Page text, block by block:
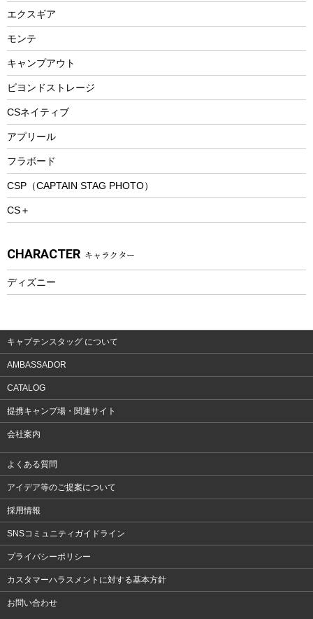
トレー
ランチョンマット
ランチボックス
ビーチテント
ウィンター
スノーシュー
防寒ウェア
トレッキング
トレッキングアクセサリー
プレイグッズ
ウェルネス
ウェア、タオル
ウェア
エクスギア
モンテ
キャンプアウト
ビヨンドストレージ
CSネイティブ
アプリール
フラボード
CSP（CAPTAIN STAG PHOTO）
CS＋
CHARACTER キャラクター
ディズニー
キャプテンスタッグ について
AMBASSADOR
CATALOG
提携キャンプ場・関連サイト
会社案内
よくある質問
アイデア等のご提案について
採用情報
SNSコミュニティガイドライン
プライバシーポリシー
カスタマーハラスメントに対する基本方針
お問い合わせ